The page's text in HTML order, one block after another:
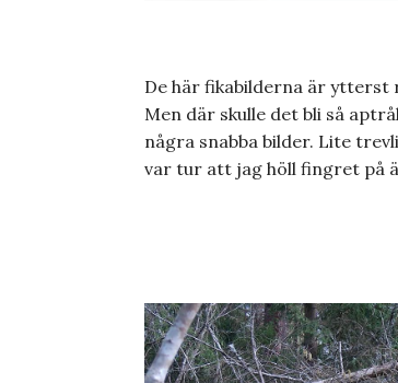
De här fikabilderna är ytterst
Men där skulle det bli så
några snabba bilder. Lite
var tur att jag höll fingret på